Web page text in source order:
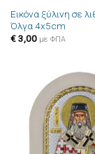
Εικόνα ξύλινη σε
Όλγα 4x5cm
€3,00 με ΦΠΑ